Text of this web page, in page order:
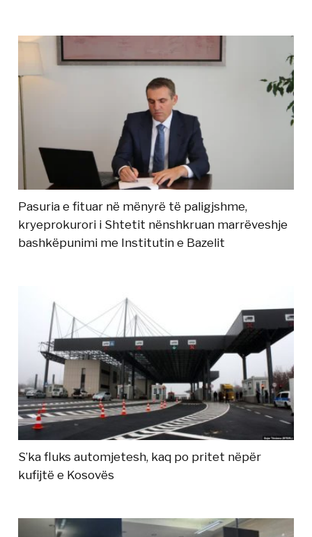
Pasuria e fituar në mënyrë të paligjshme,
kryeprokurori i Shtetit nënshkruan marrëveshje
bashkëpunimi me Institutin e Bazelit
S’ka fluks automjetesh, kaq po pritet nëpër
kufijtë e Kosovës